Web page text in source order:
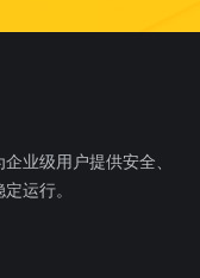
业级用户提供安全、
运行。